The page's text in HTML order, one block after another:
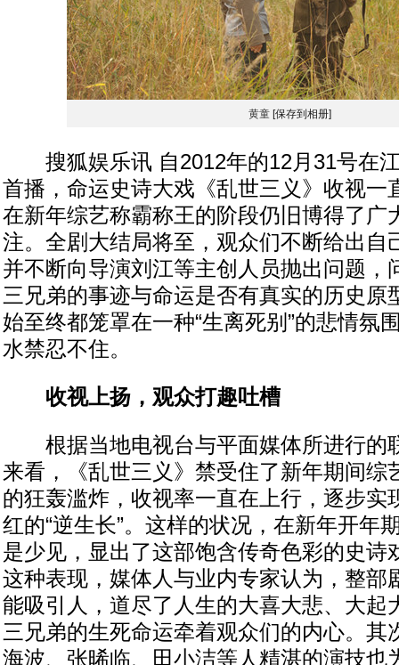
黄童 [保存到相册]
搜狐娱乐讯 自2012年的12月31号在
首播，命运史诗大戏《乱世三义》收视一
在新年综艺称霸称王的阶段仍旧博得了广
注。全剧大结局将至，观众们不断给出自
并不断向导演刘江等主创人员抛出问题，
三兄弟的事迹与命运是否有真实的历史原
始至终都笼罩在一种“生离死别”的悲情氛
水禁忍不住。
收视上扬，观众打趣吐槽
根据当地电视台与平面媒体所进行的
来看，《乱世三义》禁受住了新年期间综
的狂轰滥炸，收视率一直在上行，逐步实
红的“逆生长”。这样的状况，在新年开年
是少见，显出了这部饱含传奇色彩的史诗
这种表现，媒体人与业内专家认为，整部
能吸引人，道尽了人生的大喜大悲、大起
三兄弟的生死命运牵着观众们的内心。其
海波、张晞临、田小洁等人精湛的演技也